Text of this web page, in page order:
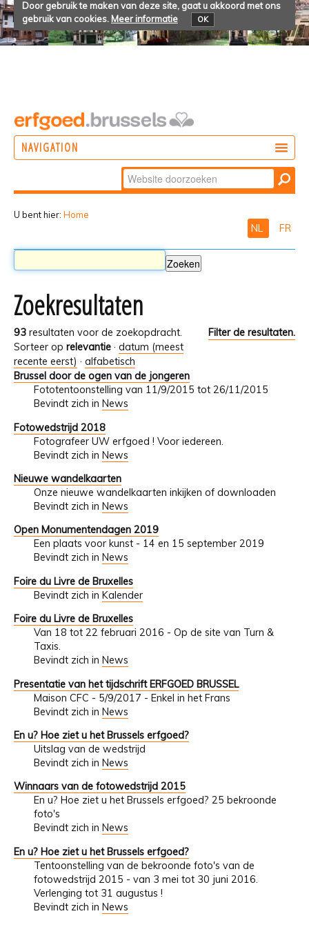
Door gebruik te maken van deze site, gaat u akkoord met ons
gebruik van cookies. Meer informatie OK
NAVIGATION
Zoek
Geavanceerd
U bent hier: Home
NL FR
Zoekresultaten
93 resultaten voor de zoekopdracht.
Filter de resultaten.
Sorteer op relevantie · datum (meest
recente eerst) · alfabetisch
Brussel door de ogen van de jongeren
Fototentoonstelling van 11/9/2015 tot 26/11/2015
Bevindt zich in News
Fotowedstrijd 2018
Fotografeer UW erfgoed ! Voor iedereen.
Bevindt zich in News
Nieuwe wandelkaarten
Onze nieuwe wandelkaarten inkijken of downloaden
Bevindt zich in News
Open Monumentendagen 2019
Een plaats voor kunst - 14 en 15 september 2019
Bevindt zich in News
Foire du Livre de Bruxelles
Bevindt zich in Kalender
Foire du Livre de Bruxelles
Van 18 tot 22 februari 2016 - Op de site van Turn &
Taxis.
Bevindt zich in News
Presentatie van het tijdschrift ERFGOED BRUSSEL
Maison CFC - 5/9/2017 - Enkel in het Frans
Bevindt zich in News
En u? Hoe ziet u het Brussels erfgoed?
Uitslag van de wedstrijd
Bevindt zich in News
Winnaars van de fotowedstrijd 2015
En u? Hoe ziet u het Brussels erfgoed? 25 bekroonde
foto's
Bevindt zich in News
En u? Hoe ziet u het Brussels erfgoed?
Tentoonstelling van de bekroonde foto's van de
fotowedstrijd 2015 - van 3 mei tot 30 juni 2016.
Verlenging tot 31 augustus !
Bevindt zich in News